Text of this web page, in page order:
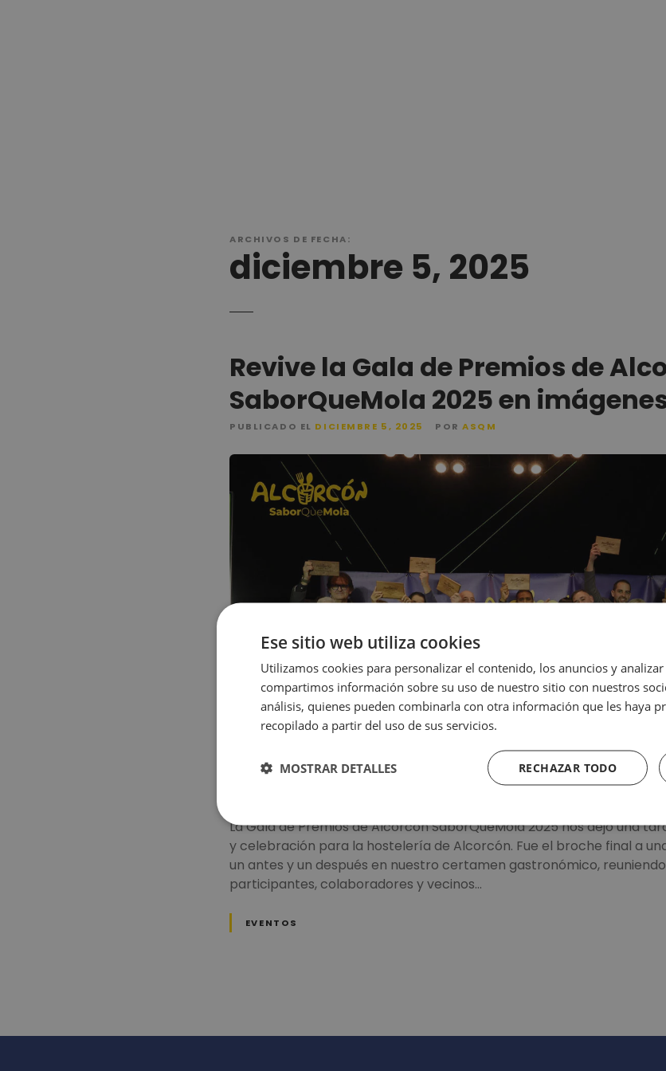
ARCHIVOS DE FECHA:
diciembre 5, 2025
Revive la Gala de Premios de
SaborQueMola 2025 en
PUBLICADO EL DICIEMBRE 5, 2025 POR ASQM
La Gala de Premios de Alcorcón SaborQueMola 2025 nos dejó una
y celebración para la hostelería de Alcorcón. Fue el broche final a
un antes y un después en nuestro certamen gastronómico,
participantes, colaboradores y vecinos…
EVENTOS
Ese sitio web utiliza cookies
Utilizamos cookies para personalizar el contenido, los anuncios y
compartimos información sobre su uso de nuestro sitio con nuestros
análisis, quienes pueden combinarla con otra información que les haya
recopilado a partir del uso de sus servicios.
RECHAZAR TODO
MOSTRAR DETALLES